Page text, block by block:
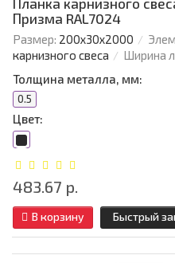
Планка карнизного
Призма RAL7024
Размер: 200х30х2000
карнизного свеса
Ширина
Толщина металла, мм:
0.5
Цвет:
483.67 р.
В корзину Быстрый